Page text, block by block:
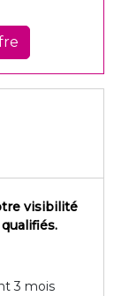
visibilité
3 mois